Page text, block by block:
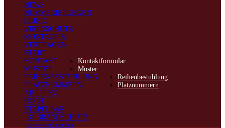
NEWS
NUMMERIERUNGEN
CLINIC
VIRENSCHUTZ
MONTAGE &
VERTRAGEN
START
KONTAKT
MUSTER
Kontaktformular
Muster
REIHENBESTUHLUNG
PLATZNUMMERN
Reihenbestuhlung
Platznummern
AB 120 KG
HOCH
STAPELBAR
B1 BRANDSCHUTZ
schwer entflammbar